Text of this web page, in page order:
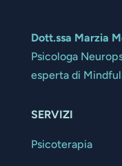
Dott.ssa Marzia
Psicologa
esperta di
SERVIZI
Psicoterapia